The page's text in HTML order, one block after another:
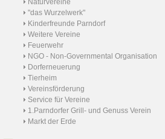
Naturvereine
"das Wurzelwerk"
Kinderfreunde Parndorf
Weitere Vereine
Feuerwehr
NGO - Non-Governmental Organisation
Dorferneuerung
Tierheim
Vereinsförderung
Service für Vereine
1.Parndorfer Grill- und Genuss Verein
Markt der Erde